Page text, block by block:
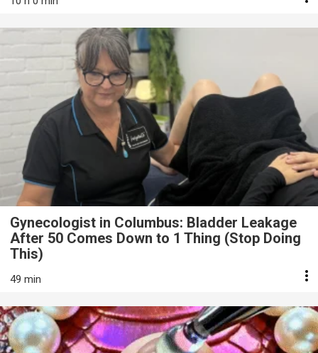
Gynecologist in Columbus: Bladder Leakage
After 50 Comes Down to 1 Thing (Stop Doing
This)
49 min